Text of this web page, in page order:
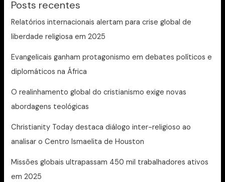
Posts recentes
Relatórios internacionais alertam para crise global de
liberdade religiosa em 2025
Evangelicais ganham protagonismo em debates políticos e
diplomáticos na África
O realinhamento global do cristianismo exige novas
abordagens teológicas
Christianity Today destaca diálogo inter-religioso ao
analisar o Centro Ismaelita de Houston
Missões globais ultrapassam 450 mil trabalhadores ativos
em 2025